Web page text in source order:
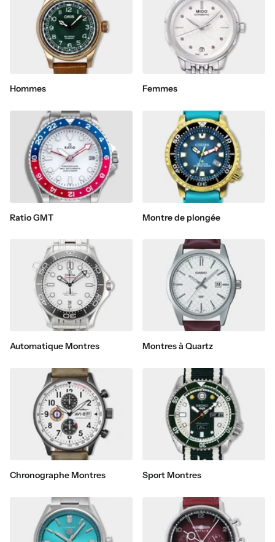
Hommes Femmes
Ratio GMT Montre de plongée
Automatique Montres Montres à Quartz
Chronographe Montres Sport Montres